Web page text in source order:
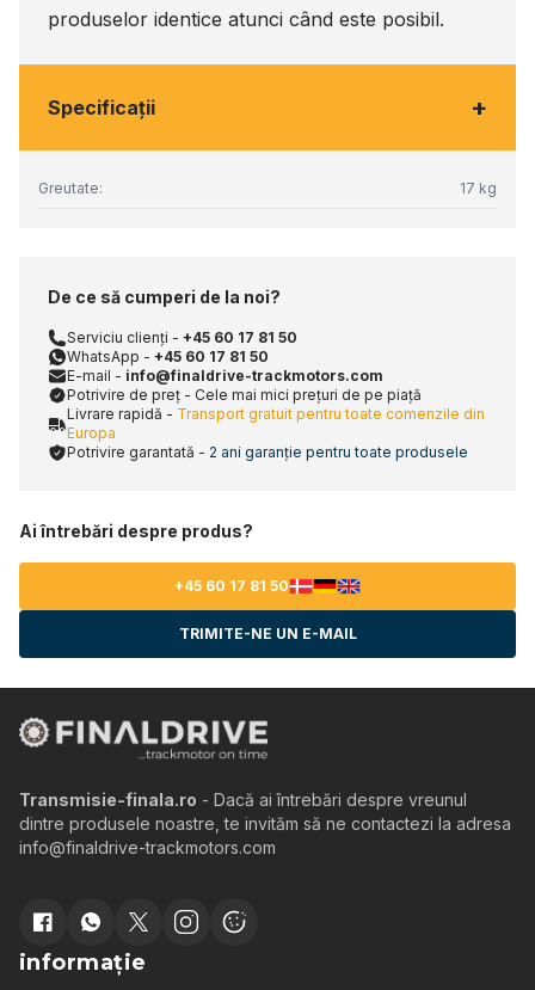
produselor identice atunci când este posibil.
Specificaţii +
Greutate: 17 kg
De ce să cumperi de la noi?
Serviciu clienți - +45 60 17 81 50
WhatsApp - +45 60 17 81 50
E-mail - info@finaldrive-trackmotors.com
Potrivire de preț - Cele mai mici prețuri de pe piață
Livrare rapidă - Transport gratuit pentru toate comenzile din
Europa
Potrivire garantată - 2 ani garanție pentru toate produsele
Ai întrebări despre produs?
+45 60 17 81 50
TRIMITE-NE UN E-MAIL
Transmisie-finala.ro - Dacă ai întrebări despre vreunul
dintre produsele noastre, te invităm să ne contactezi la adresa
info@finaldrive-trackmotors.com
informație